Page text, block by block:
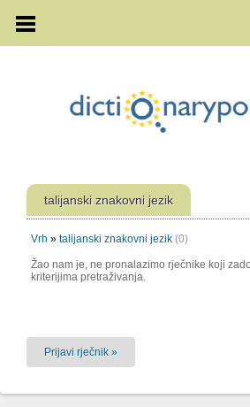
talijanski znakovni jezik
Vrh » talijanski znakovni jezik (0)
Žao nam je, ne pronalazimo rječnike koji
kriterijima pretraživanja.
Prijavi rječnik »